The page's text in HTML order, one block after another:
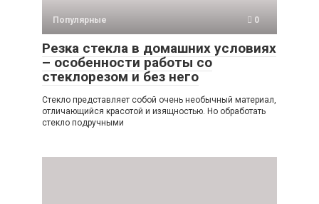
Популярные 0
Резка стекла в домашних условиях
– особенности работы со
стеклорезом и без него
Стекло представляет собой очень необычный материал,
отличающийся красотой и изящностью. Но обработать
стекло подручными